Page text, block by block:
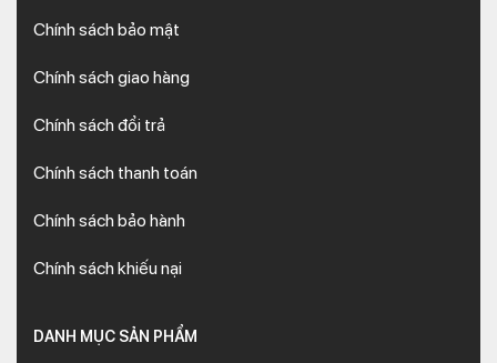
Chính sách bảo mật
Chính sách giao hàng
Chính sách đổi trả
Chính sách thanh toán
Chính sách bảo hành
Chính sách khiếu nại
DANH MỤC SẢN PHẨM